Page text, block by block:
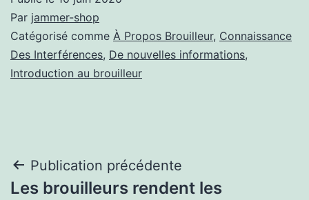
Par jammer-shop
Catégorisé comme À Propos Brouilleur, Connaissance
Des Interférences, De nouvelles informations,
Introduction au brouilleur
Navigation
Publication précédente
Les brouilleurs rendent les